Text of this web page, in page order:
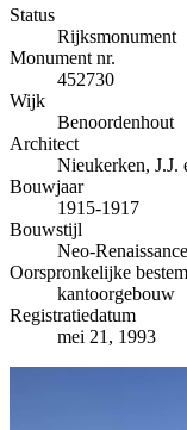
+
−
Status
Rijksmonument
Monument nr.
452730
Wijk
Benoordenhout
Architect
Nieukerken, J.J.
Bouwjaar
1915-1917
Bouwstijl
Neo-Renaissance
Oorspronkelijke
kantoorgebouw
Registratiedatum
mei 21, 1993